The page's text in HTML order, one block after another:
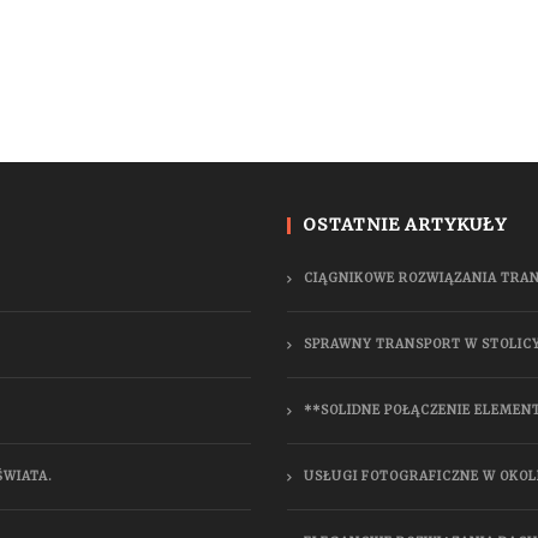
OSTATNIE ARTYKUŁY
CIĄGNIKOWE ROZWIĄZANIA
SPRAWNY TRANSPORT W
**SOLIDNE POŁĄCZENIE
USŁUGI FOTOGRAFICZNE W